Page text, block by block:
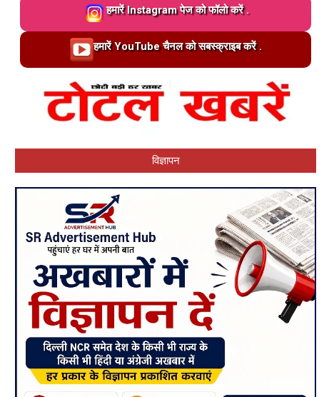
Loading…
हमारें Instagram पेज को फॉलो करें .
Loading…हमारें YouTube चैनल को सबस्क्राइब करें .
विज्ञापन